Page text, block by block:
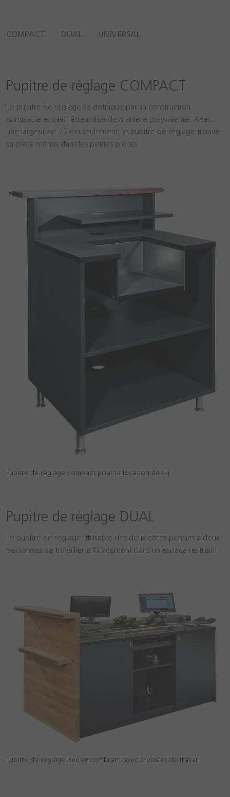
COMPACT DUAL UNIVERSAL
Pupitre de réglage COMPACT
Le pupitre de réglage se distingue par sa construction
compacte et peut être utilisé de manière polyvalente. Avec
une largeur de 75 cm seulement, le pupitre de réglage trouve
sa place même dans les petites pièces
Pupitre de réglage compact pour la location de ski
Pupitre de réglage DUAL
Le pupitre de réglage utilisable des deux côtés permet à deux
personnes de travailler efficacement dans un espace restreint.
Pupitre de réglage peu encombrant avec 2 postes de travail